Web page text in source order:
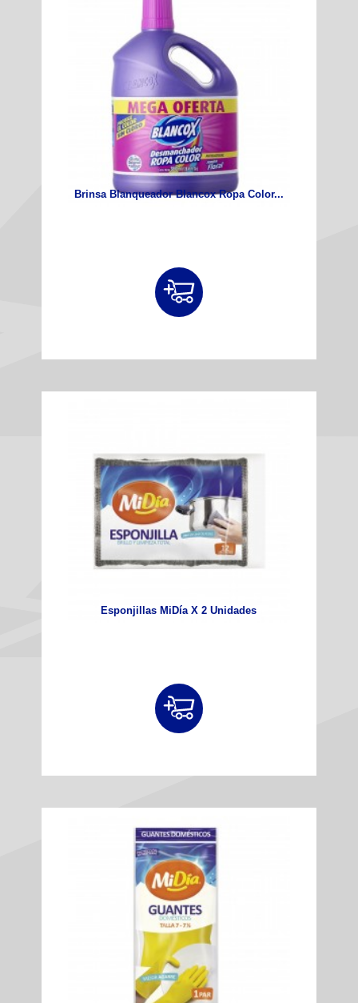
Brinsa Blanqueador Blancox Ropa Color...
Esponjillas MiDía X 2 Unidades